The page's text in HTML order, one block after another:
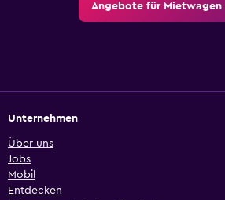
Angebote für Mietwagen
Unternehmen
Über uns
Jobs
Mobil
Entdecken